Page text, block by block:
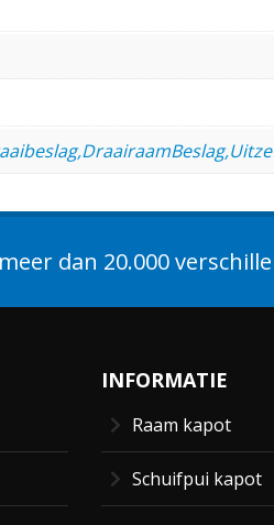
dan 20.000
INFORMATIE
Raam kapot
Schuifpui kapot